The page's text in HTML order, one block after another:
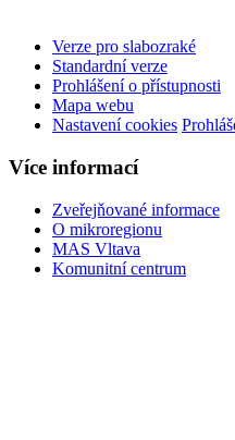
Verze pro slabozraké
Standardní verze
Prohlášení o přístupnosti
Mapa webu
Nastavení cookies
Více informací
Zveřejňované informace
O mikroregionu
MAS Vltava
Komunitní centrum